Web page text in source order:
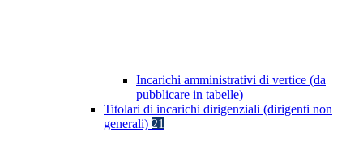
Incarichi amministrativi di vertice (da
pubblicare in tabelle)
Titolari di incarichi dirigenziali (dirigenti non
generali) 21